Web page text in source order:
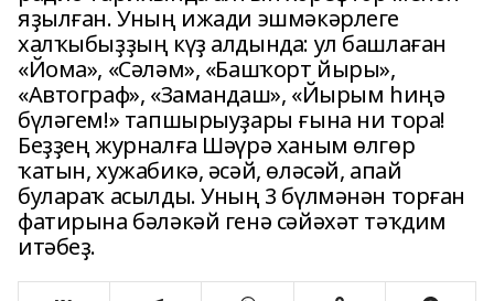
яҙылған. Уның ижади эшмәкәрлеге
халҡыбыҙҙың күҙ алдында: ул башлаған
«Йома», «Сәләм», «Башҡорт йыры»,
«Автограф», «Замандаш», «Йырым һиңә
бүләгем!» тапшырыуҙары ғына ни тора!
Беҙҙең журналға Шәүрә ханым өлгөр
ҡатын, хужабикә, әсәй, өләсәй, апай
булараҡ асылды. Уның 3 бүлмәнән торған
фатирына бәләкәй генә сәйәхәт тәҡдим
итәбеҙ.